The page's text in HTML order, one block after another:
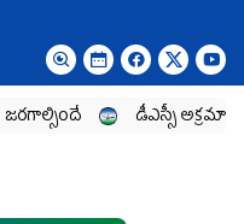
డీఎస్సీ అక్రమాలపై